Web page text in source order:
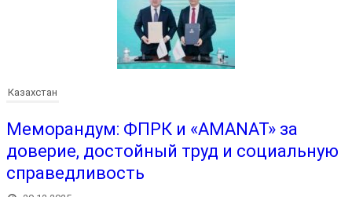
Казахстан
Меморандум: ФПРК и «AMANAT» за
доверие, достойный труд и социальную
справедливость